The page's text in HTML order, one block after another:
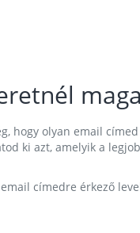
hogy olyan email
ki azt, amelyik a
címedre érkező